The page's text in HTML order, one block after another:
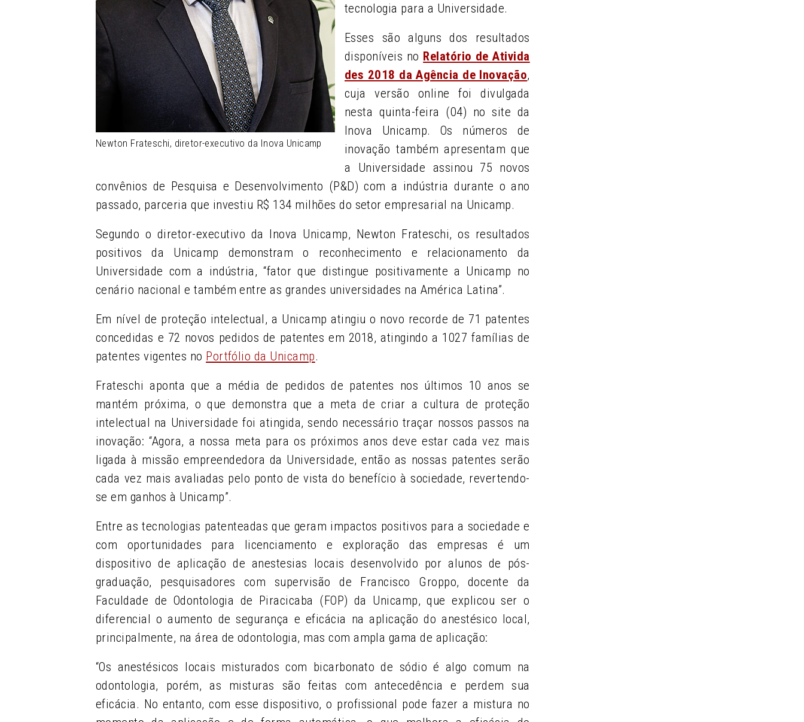
Newton Frateschi, diretor-executivo da Inova Unicamp
tecnologia para a Universidade.
Esses são alguns dos resultados
disponíveis no Relatório de Ativida
des 2018 da Agência de Inovação,
cuja versão online foi divulgada
nesta quinta-feira (04) no site da
Inova Unicamp. Os números de
inovação também apresentam que
a Universidade assinou 75 novos
convênios de Pesquisa e Desenvolvimento (P&D) com a indústria durante o ano
passado, parceria que investiu R$ 134 milhões do setor empresarial na Unicamp.
Segundo o diretor-executivo da Inova Unicamp, Newton Frateschi, os resultados
positivos da Unicamp demonstram o reconhecimento e relacionamento da
Universidade com a indústria, “fator que distingue positivamente a Unicamp no
cenário nacional e também entre as grandes universidades na América Latina”.
Em nível de proteção intelectual, a Unicamp atingiu o novo recorde de 71 patentes
concedidas e 72 novos pedidos de patentes em 2018, atingindo a 1027 famílias de
patentes vigentes no Portfólio da Unicamp.
Frateschi aponta que a média de pedidos de patentes nos últimos 10 anos se
mantém próxima, o que demonstra que a meta de criar a cultura de proteção
intelectual na Universidade foi atingida, sendo necessário traçar nossos passos na
inovação: “Agora, a nossa meta para os próximos anos deve estar cada vez mais
ligada à missão empreendedora da Universidade, então as nossas patentes serão
cada vez mais avaliadas pelo ponto de vista do benefício à sociedade, revertendo-
se em ganhos à Unicamp”.
Entre as tecnologias patenteadas que geram impactos positivos para a sociedade e
com oportunidades para licenciamento e exploração das empresas é um
dispositivo de aplicação de anestesias locais desenvolvido por alunos de pós-
graduação, pesquisadores com supervisão de Francisco Groppo, docente da
Faculdade de Odontologia de Piracicaba (FOP) da Unicamp, que explicou ser o
diferencial o aumento de segurança e eficácia na aplicação do anestésico local,
principalmente, na área de odontologia, mas com ampla gama de aplicação:
“Os anestésicos locais misturados com bicarbonato de sódio é algo comum na
odontologia, porém, as misturas são feitas com antecedência e perdem sua
eficácia. No entanto, com esse dispositivo, o profissional pode fazer a mistura no